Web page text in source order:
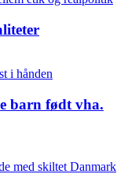
barn født vha.